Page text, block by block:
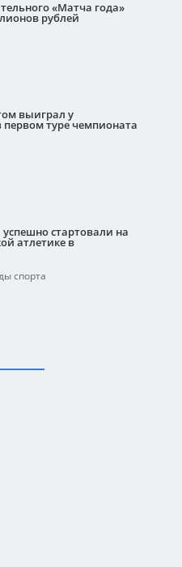
«Матча года»
рублей
выиграл у
первом туре чемпионата
стартовали на
атлетике в
спорта